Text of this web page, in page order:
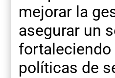
mejorar la
asegurar un
fortaleciendo
políticas de